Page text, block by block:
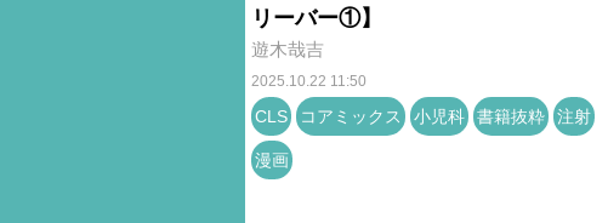
リーバー①】
遊木哉吉
2025.10.22 11:50
CLS コアミックス 小児科 書籍抜粋 注射
漫画